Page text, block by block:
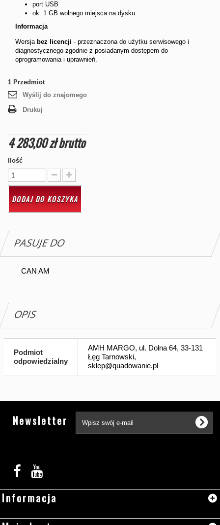
port USB
ok. 1 GB wolnego miejsca na dysku
Informacja
Wersja bez licencji - przeznaczona do użytku serwisowego i
diagnostycznego zgodnie z posiadanym dostępem do
oprogramowania i uprawnień.
1 Przedmiot
Wyślij do znajomego
Drukuj
4 283,00 złbrutto
Ilość
DODAJ DO KOSZYKA
PASUJE DO
CAN AM
OPIS
Podmiot
odpowiedzialny
AMH MARGO, ul. Dolna 64, 33-131
Łęg Tarnowski,
sklep@quadowanie.pl
Newsletter
Informacja